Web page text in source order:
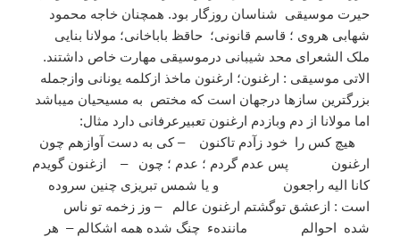
حیرت موسیقی شناسان روزگار بود. همچنان خاجه محمود
شهابی هروی ؛ قاسم قانونی؛ حاقظ باباخانی؛ مولانا بنایی
ملک الشعرای محد شیبانی درموسیقی مهارت خاص داشتند.
الاتی موسیقی : ارغنون؛ ارغنون ماخذ ازکلمه یونانی وازجمله
بزرگترین سازها درجهان است که مختص به مسیحیان میباشد
اما مولانا از دم وبازدم ارغنون تعبیرعرفانی دارد مثال:
هیچ کس را خود زآدم تاکنون – کی به دست آوازهم چون
ارغنون پس عدم گردم ؛ عدم ؛ چون – ازغنون گویدم
کانا الیه راجعون و یا شمس تبریزی چنین سروده
است : ازعشق توگشتم ارغنون عالم – وز زخمه تو ناس
شده احوالم مانندهء چنگ شده همه اشکالم – هر